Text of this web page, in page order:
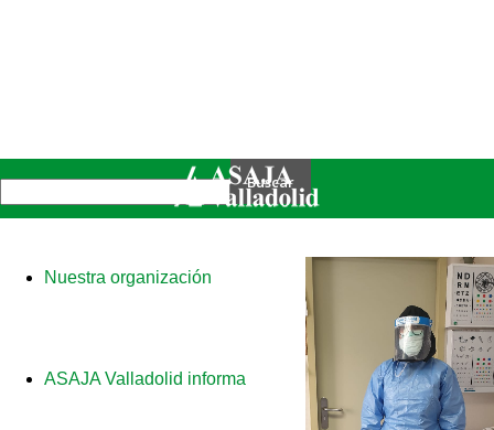
Nuestra organización
ASAJA Valladolid informa